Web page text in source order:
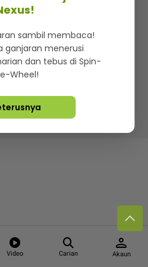
Video Carian
person
Akaun
di SMG360
Dasar Privasi
hot, viral dan sensasi
2026. Star Media Group Berhad
sambil membaca!
ganjaran menerusi
dan tebus di Spin-
Wheel!